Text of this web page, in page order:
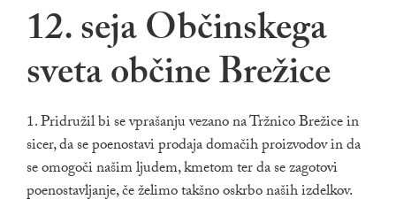
12. seja Občinskega
sveta občine Brežice
1. Pridružil bi se vprašanju vezano na Tržnico Brežice in
sicer, da se poenostavi prodaja domačih proizvodov in da
se omogoči našim ljudem, kmetom ter da se zagotovi
poenostavljanje, če želimo takšno oskrbo naših izdelkov.